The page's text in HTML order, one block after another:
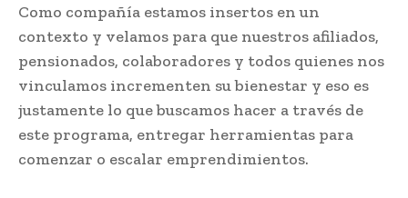
Como compañía estamos insertos en un
contexto y velamos para que nuestros afiliados,
pensionados, colaboradores y todos quienes nos
vinculamos incrementen su bienestar y eso es
justamente lo que buscamos hacer a través de
este programa, entregar herramientas para
comenzar o escalar emprendimientos.